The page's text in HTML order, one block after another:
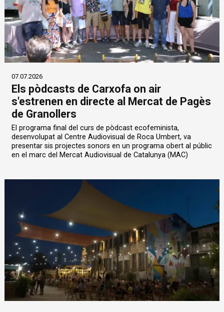
07.07.2026
Els pòdcasts de Carxofa on air
s'estrenen en directe al Mercat de Pagès
de Granollers
El programa final del curs de pòdcast ecofeminista,
desenvolupat al Centre Audiovisual de Roca Umbert, va
presentar sis projectes sonors en un programa obert al públic
en el marc del Mercat Audiovisual de Catalunya (MAC)